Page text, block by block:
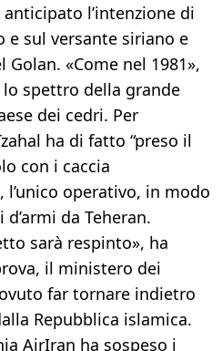
l’intenzione di
e sul versante siriano e
«Come nel 1981»,
spettro della grande
dei cedri. Per
ha di fatto “preso il
con i caccia
l’unico operativo, in modo
da Teheran.
sarà respinto», ha
il ministero dei
far tornare indietro
Repubblica islamica.
AirIran ha sospeso i